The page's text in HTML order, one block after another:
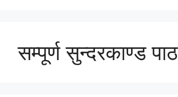
सम्पूर्ण सुन्दरकाण्ड पाठ